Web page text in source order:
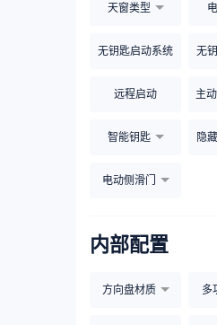
天窗类型
无钥匙启动系统 无
远程启动 主
智能钥匙 隐
电动侧滑门
内部配置
方向盘材质 多